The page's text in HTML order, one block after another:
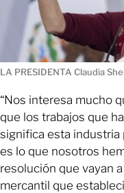
LA PRESIDENTA Claudia
“Nos interesa mucho
que los trabajos que
significa esta industria
es lo que nosotros
resolución que vayan
mercantil que